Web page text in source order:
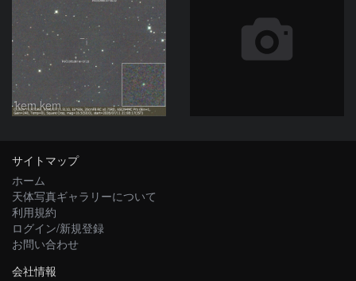
kem.kem
サイトマップ
ホーム
天体写真ギャラリーについて
利用規約
ログイン/新規登録
お問い合わせ
会社情報